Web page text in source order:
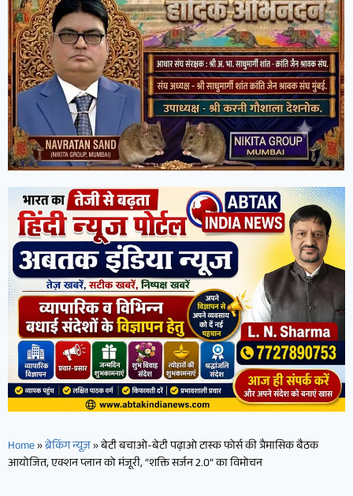
Home»ब्रेकिंग न्यूज़»बेटी बचाओ-बेटी पढ़ाओ टास्क फोर्स की त्रैमासिक बैठक
आयोजित, एक्शन प्लान को मंजूरी, “शक्ति सर्जन 2.0” का विमोचन